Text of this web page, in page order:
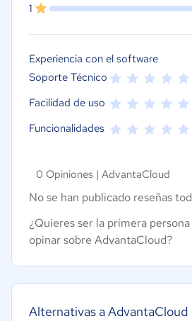
Alternativas a AdvantaCloud
1
Experiencia con el software
Soporte Técnico
Facilidad de uso
Funcionalidades
0 Opiniones | AdvantaCloud
No se han publicado reseñas
¿Quieres ser la primera persona
opinar sobre AdvantaCloud?